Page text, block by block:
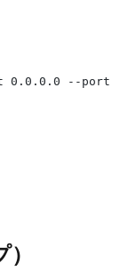
0.0.0.0 --port